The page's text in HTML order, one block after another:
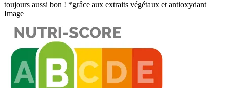
toujours aussi bon ! *grâce aux extraits végétaux et antioxydant
Image